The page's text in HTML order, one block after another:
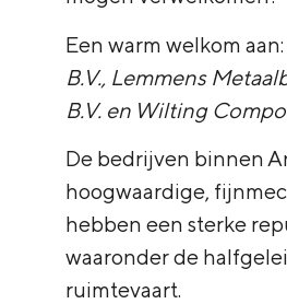
Een warm welkom aan:
B.V., Lemmens
B.V. en Wilting
De bedrijven binnen
hoogwaardige,
hebben een sterke
waaronder de
ruimtevaart.